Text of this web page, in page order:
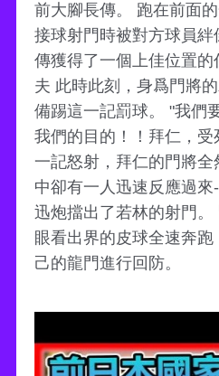
前大腳長傳。 跑在前面
接球射門時被對方球員
傳獲得了一個上佳位置
夫 此時此刻，身爲門將
備踢這一記罰球。 "我們
我們的目的！！拜仁，
一記怒射，拜仁的門將
中卻有一人迅速反應過
迅炮擋出了若林的射門
眼看出界的皮球全速奔
己的龍門進行回防。